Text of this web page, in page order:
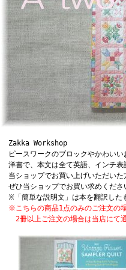
Zakka Workshop
ピースワークのブロックやかわいい
洋書で、本文は全て英語、インチ表
当ショップでお買い上げいただいた
ぜひ当ショップでお買い求めくださ
※「簡単な説明文」は本を翻訳した
※こちらの商品1点のみのご注文の
2冊以上ご注文の場合は当店にて通